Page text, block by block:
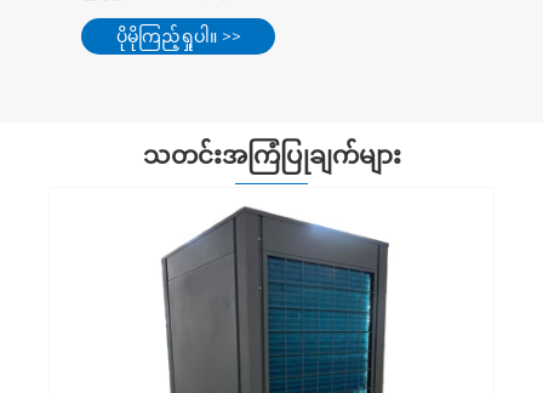
ဖြင့် constant pressure water supply
ကိရိယာပိုမိုကြည့်ရှုပါ။ >>
သတင်းအကြံပြုချက်များ